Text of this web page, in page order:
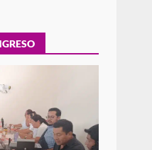
organizada y
con orden y
el proceso
de
Jesús Romero
y al Iocied
técnica y